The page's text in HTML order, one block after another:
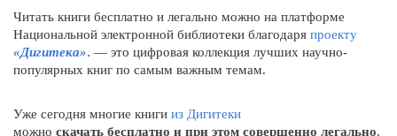
Читать книги бесплатно и легально можно на платформе
Национальной электронной библиотеки благодаря проекту
«Дигитека». — это цифровая коллекция лучших научно-
популярных книг по самым важным темам.
Уже сегодня многие книги из Дигитеки
можно скачать бесплатно и при этом совершенно легально.